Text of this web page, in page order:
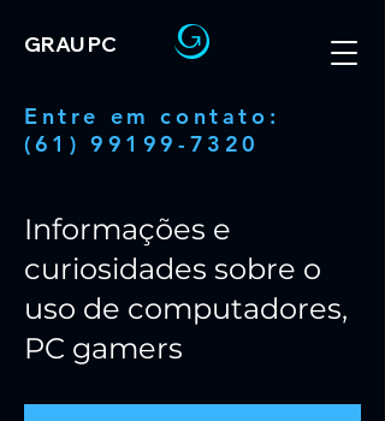
GRAU PC
Entre em contato:
(61) 99199-7320
Informações e
curiosidades sobre o
uso de computadores,
PC gamers